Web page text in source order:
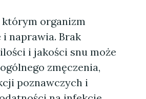
którym organizm
naprawia. Brak
i jakości snu może
zmęczenia,
poznawczych i